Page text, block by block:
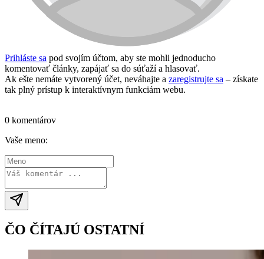
Prihláste sa pod svojím účtom, aby ste mohli jednoducho
komentovať články, zapájať sa do súťaží a hlasovať.
Ak ešte nemáte vytvorený účet, neváhajte a zaregistrujte sa – získate
tak plný prístup k interaktívnym funkciám webu.
0 komentárov
Vaše meno:
ČO ČÍTAJÚ OSTATNÍ